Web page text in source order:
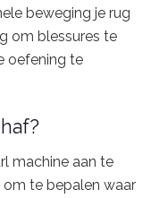
beweging je rug
om blessures te
oefening te
machine aan te
om te bepalen waar